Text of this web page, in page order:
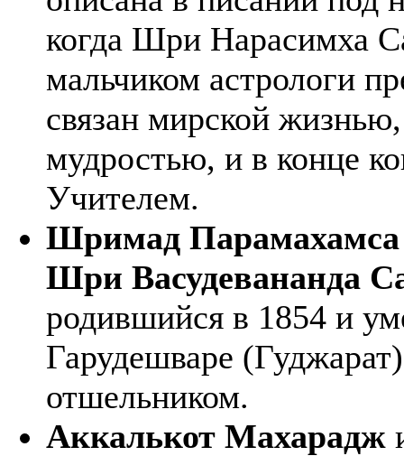
когда Шри Нарасимха
мальчиком астрологи
связан мирской
мудростью, и в конце
Учителем.
Шримад Парамахамса
Шри Васудевананда
родившийся в 1854 и
Гарудешваре
отшельником.
Аккалькот Махарадж